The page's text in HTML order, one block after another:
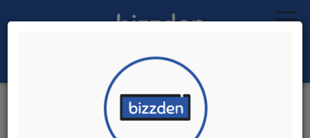
Ara:
İskele Elemanları
İlk 1 Firmadan Teklif İste